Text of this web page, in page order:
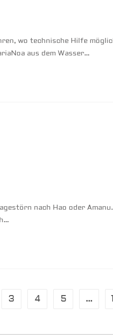
wo technische Hilfe
aus dem Wasser…
nach Hao oder
Seite
3 4 5 …